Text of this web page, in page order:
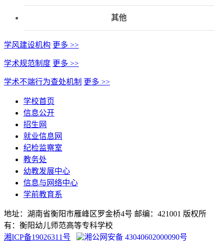
其他
学风建设机构 更多 >>
学术规范制度 更多 >>
学术不端行为查处机制 更多 >>
学校首页
信息公开
招生网
就业信息网
纪检监察室
教务处
幼教发展中心
信息与网络中心
学前教育系
地址：湖南省衡阳市雁峰区罗金桥4号 邮编：421001 版权所
有：衡阳幼儿师范高等专科学校
湘ICP备19026311号
湘公网安备 43040602000090号